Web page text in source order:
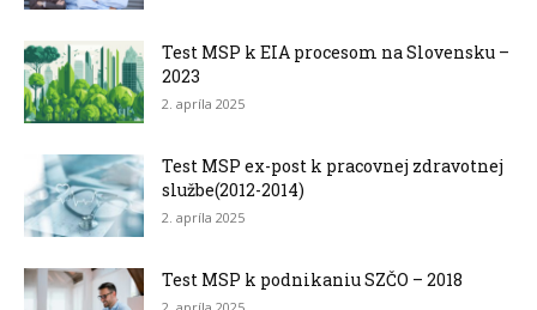
Test MSP k EIA procesom na Slovensku –
2023
2. apríla 2025
Test MSP ex-post k pracovnej zdravotnej
službe(2012-2014)
2. apríla 2025
Test MSP k podnikaniu SZČO – 2018